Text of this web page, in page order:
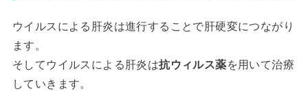
ウイルスによる肝炎は進行することで肝硬変につながり
ます。
そしてウイルスによる肝炎は抗ウィルス薬を用いて治療
していきます。